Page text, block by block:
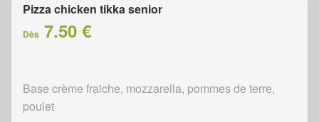
Pizza chicken tikka senior
Dès 7.50 €
Base crème fraiche, mozzarella, pommes de terre,
poulet